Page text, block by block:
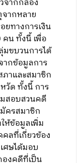
จากกล้อง
จากหลาย
ยทางการเงิน
น ทั้งนี้ เพื่อ
ขบวนการได้
กข้อมูลการ
าและสมาชิก
วัด ทั้งนี้ การ
สอบสวนคดี
ครสมาชิก
ห้ข้อมูลเพิ่ม
ลที่เกี่ยวข้อง
ศษได้มอบ
องคดีที่เป็น